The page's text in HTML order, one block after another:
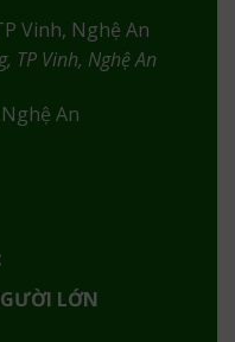
Vinh, Nghệ An
TP Vinh, Nghệ An
An
LỚN